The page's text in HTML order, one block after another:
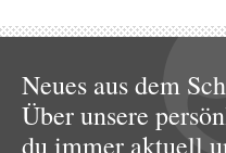
Neues aus dem
Über unsere
du immer aktuell